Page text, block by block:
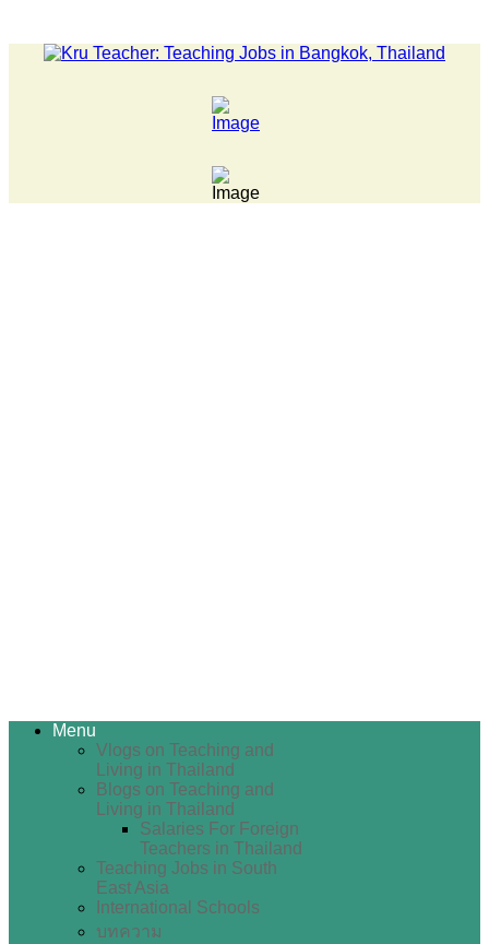
Menu
Vlogs on Teaching and
Living in Thailand
Blogs on Teaching and
Living in Thailand
Salaries For Foreign
Teachers in Thailand
Teaching Jobs in South
East Asia
International Schools
บทความ